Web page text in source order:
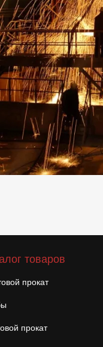
товаров
прокат
прокат